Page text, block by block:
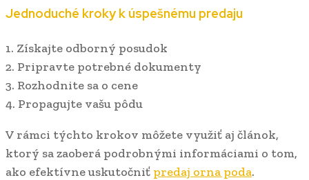
Jednoduché kroky k úspešnému predaju
1. Získajte odborný posudok
2. Pripravte potrebné dokumenty
3. Rozhodnite sa o cene
4. Propagujte vašu pôdu
V rámci týchto krokov môžete využiť aj článok,
ktorý sa zaoberá podrobnými informáciami o tom,
ako efektívne uskutočniť predaj orna poda.